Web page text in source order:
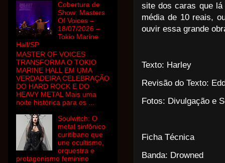
site dos caras que
média de 10 reais,
ouvir essa grande
Texto: Harley
Revisão do Texto:
Fotos: Divulgação e
Ficha Técnica
Banda: Drowned
Cobertura de
Show: Masters
Of Voices –
18/07/2026 –
Tokio Marine
Hall/SP
MASTER OF VOICES
TRANSFORMA O TOKIO
MARINE HALL EM UMA
VERDADEIRA CELEBRAÇÃO
DO HARD ROCK E DO
HEAVY METAL Mais uma
noite histórica para os ...
Soulwitch: O
metal sinfônico
curitibano que
une ocultismo,
orquestra e
protagonismo feminino